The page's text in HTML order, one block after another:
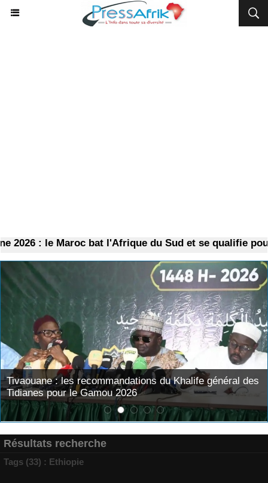
: le Maroc bat l'Afrique du Sud et se qualifie pour les
Tivaouane : les recommandations du Khalife général des
Tidianes pour le Gamou 2026
Résultats recherche
Tags (33) : Ethiopie